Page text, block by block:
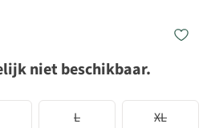
niet beschikbaar.
L XL